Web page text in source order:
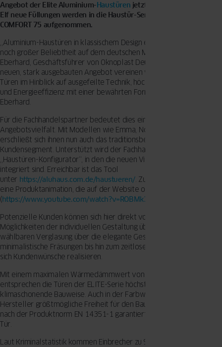
Angebot der Elite Aluminium-Haustüren jetzt um eine Vintage-Line.
Elf neue Füllungen werden in die Haustür-Serien ELITE 90 und ELITE
COMFORT 75 aufgenommen.
„Aluminium-Haustüren in klassischem Design erfreuen sich immer
noch großer Beliebtheit auf dem deutschen Markt“, weiß Jens
Eberhard, Geschäftsführer von Oknoplast Deutschland. „Mit dem
neuen, stark ausgebauten Angebot vereinen wir die Vorteile unserer
Türen im Hinblick auf ausgefeilte Technik, höchste Produktqualität
und Energieeffizienz mit einer bewährten Formensprache“, ergänzt
Eberhard.
Für die Fachhandelspartner bedeutet dies eine noch breitere
Angebotsvielfalt. Mit Modellen wie Emma, Nora oder Maria
erschließt sich ihnen nun auch das traditionsbewusste
Kundensegment. Unterstützt wird der Fachhandel durch den Aluhaus
„Haustüren-Konfigurator“, in den die neuen Vintage-Modelle bereits
integriert sind. Erreichbar ist das Tool
unter https://aluhaus.com.de/haustueren/. Zusätzlich bietet Aluhaus
eine Produktanimation, die auf der Website oder unter YouTube
(https://www.youtube.com/watch?v=ROBMk3VWYeU
Potenzielle Kunden können sich hier direkt von den vielen
Möglichkeiten der individuellen Gestaltung überzeugen. Von der frei
wählbaren Verglasung über die elegante Gestaltung durch
minimalistische Fräsungen bis hin zum zeitlosen Rahmendesign lassen
sich Kundenwünsche realisieren.
Mit einem maximalen Wärmedämmwert von 0,74 W/m
entsprechen die Türen der ELITE-Serie höchsten Anforderungen an
klimaschonende Bauweise. Auch in der Farbwahl bietet der
Hersteller größtmögliche Freiheit für den Bauherren. Das CE-Zeichen
nach der Produktnorm EN 14351-1 garantiert die hohe Qualität der
Tür.
Laut Kriminalstatistik kommen Einbrecher zu 90 Prozent über Türen